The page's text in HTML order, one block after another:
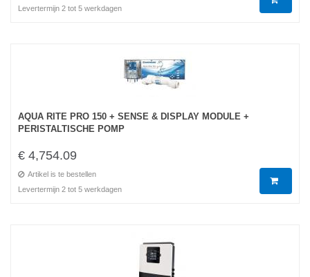
Levertermijn 2 tot 5 werkdagen
AQUA RITE PRO 150 + SENSE & DISPLAY MODULE +
PERISTALTISCHE POMP
€ 4,754.09
Artikel is te bestellen
Levertermijn 2 tot 5 werkdagen